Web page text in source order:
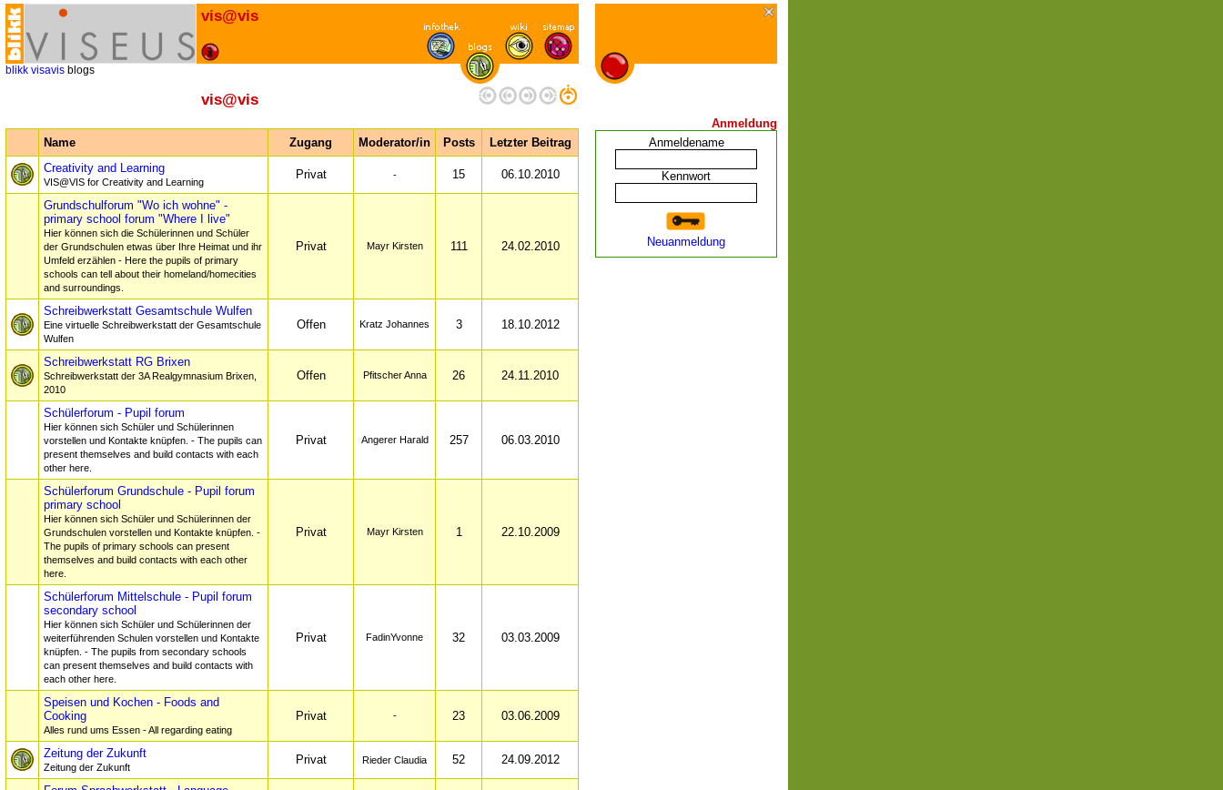
vis@vis
blikk visavis blogs
vis@vis
Name Zugang Moderator/in Posts
Letzter Beitrag
Creativity and Learning
VIS@VIS for Creativity and Learning
Privat - 15 06.10.2010
Grundschulforum "Wo ich wohne" -
primary school forum "Where I live"
Hier können sich die Schülerinnen und Schüler
der Grundschulen etwas über Ihre Heimat und ihr
Umfeld erzählen - Here the pupils of primary
schools can tell about their homeland/homecities
and surroundings.
Privat Mayr Kirsten 111 24.02.2010
Schreibwerkstatt Gesamtschule Wulfen
Eine virtuelle Schreibwerkstatt der Gesamtschule
Wulfen
Offen Kratz Johannes 3 18.10.2012
Schreibwerkstatt RG Brixen
Schreibwerkstatt der 3A Realgymnasium Brixen,
2010
Offen Pfitscher Anna 26 24.11.2010
Schülerforum - Pupil forum
Hier können sich Schüler und Schülerinnen
vorstellen und Kontakte knüpfen. - The pupils can
present themselves and build contacts with each
other here.
Privat Angerer Harald 257 06.03.2010
Schülerforum Grundschule - Pupil forum
primary school
Hier können sich Schüler und Schülerinnen der
Grundschulen vorstellen und Kontakte knüpfen. -
The pupils of primary schools can present
themselves and build contacts with each other
here.
Privat Mayr Kirsten 1 22.10.2009
Schülerforum Mittelschule - Pupil forum
secondary school
Hier können sich Schüler und Schülerinnen der
weiterführenden Schulen vorstellen und Kontakte
knüpfen. - The pupils from secondary schools
can present themselves and build contacts with
each other here.
Privat FadinYvonne 32 03.03.2009
Speisen und Kochen - Foods and
Cooking
Alles rund ums Essen - All regarding eating
Privat - 23 03.06.2009
Zeitung der Zukunft
Zeitung der Zukunft
Privat Rieder Claudia 52 24.09.2012
Anmeldung
Anmeldename
Kennwort
Neuanmeldung